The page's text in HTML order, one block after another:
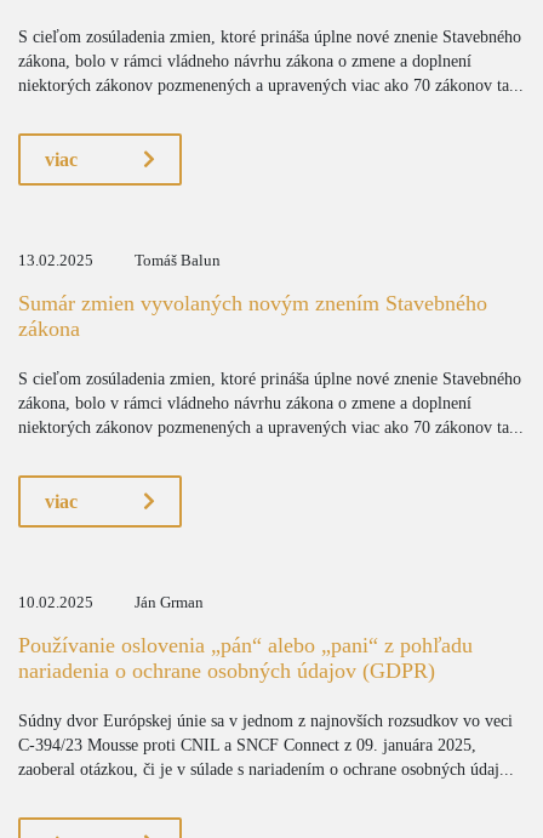
S cieľom zosúladenia zmien, ktoré prináša úplne nové znenie Stavebného
zákona, bolo v rámci vládneho návrhu zákona o zmene a doplnení
niektorých zákonov pozmenených a upravených viac ako 70 zákonov ta...
viac
13.02.2025 Tomáš Balun
Sumár zmien vyvolaných novým znením Stavebného
zákona
S cieľom zosúladenia zmien, ktoré prináša úplne nové znenie Stavebného
zákona, bolo v rámci vládneho návrhu zákona o zmene a doplnení
niektorých zákonov pozmenených a upravených viac ako 70 zákonov ta...
viac
10.02.2025 Ján Grman
Používanie oslovenia „pán“ alebo „pani“ z pohľadu
nariadenia o ochrane osobných údajov (GDPR)
Súdny dvor Európskej únie sa v jednom z najnovších rozsudkov vo veci
C-394/23 Mousse proti CNIL a SNCF Connect z 09. januára 2025,
zaoberal otázkou, či je v súlade s nariadením o ochrane osobných údaj...